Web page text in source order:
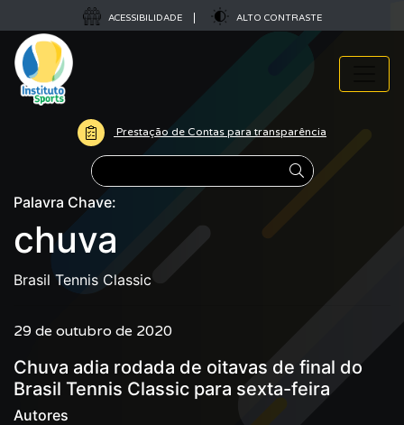
ACESSIBILIDADE ALTO CONTRASTE
Prestação de Contas para transparência
Pesquisar
Palavra Chave:
chuva
Brasil Tennis Classic
29 de outubro de 2020
Chuva adia rodada de oitavas de final do
Brasil Tennis Classic para sexta-feira
Autores